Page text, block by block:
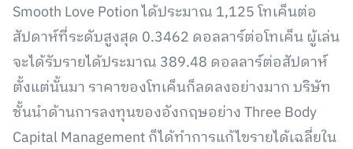
Smooth Love Potion ได้ประมาณ 1,125 โทเค็นต่อ
สัปดาห์ที่ระดับสูงสุด 0.3462 ดอลลาร์ต่อโทเค็น ผู้เล่น
จะได้รับรายได้ประมาณ 389.48 ดอลลาร์ต่อสัปดาห์
ตั้งแต่นั้นมา ราคาของโทเค็นก็ลดลงอย่างมาก บริษัท
ชั้นนำด้านการลงทุนของอังกฤษอย่าง Three Body
Capital Management ก็ได้ทำการแก้ไขรายได้เฉลี่ยใน